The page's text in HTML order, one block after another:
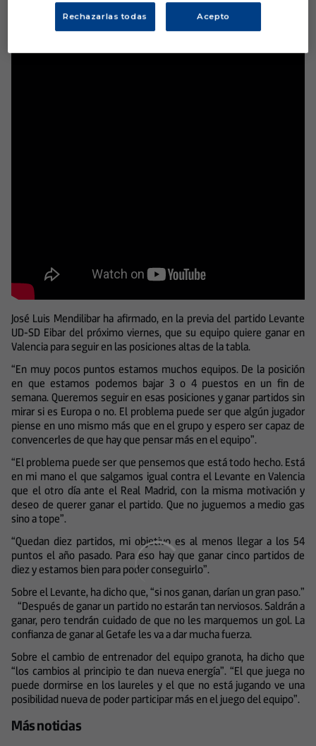
José Luis Mendilibar ha afirmado, en la previa del partido Levante
UD-SD Eibar del próximo viernes, que su equipo quiere ganar en
Valencia para seguir en las posiciones altas de la tabla.
“En muy pocos puntos estamos muchos equipos. De la posición
en que estamos podemos bajar 3 o 4 puestos en un fin de
semana. Queremos seguir en esas posiciones y ganar partidos sin
mirar si es Europa o no. El problema puede ser que algún jugador
piense en uno mismo más que en el grupo y espero ser capaz de
convencerles de que hay que pensar más en el equipo”.
“El problema puede ser que pensemos que está todo hecho. Está
en mi mano el que salgamos igual contra el Levante en Valencia
que el otro día ante el Real Madrid, con la misma motivación y
deseo de querer ganar el partido. Que no juguemos a medio gas
sino a tope”.
“Quedan diez partidos, mi objetivo es al menos llegar a los 54
puntos el año pasado. Para eso hay que ganar cinco partidos de
diez y estamos bien para poder conseguirlo”.
Sobre el Levante, ha dicho que, “si nos ganan, darían un gran paso.”
“Después de ganar un partido no estarán tan nerviosos. Saldrán a
ganar, pero tendrán cuidado de que no les marquemos un gol. La
confianza de ganar al Getafe les va a dar mucha fuerza.
Sobre el cambio de entrenador del equipo granota, ha dicho que
“los cambios al principio te dan nueva energía”. “El que juega no
puede dormirse en los laureles y el que no está jugando ve una
posibilidad nueva de poder participar más en el juego del equipo”.
Más noticias
Rechazarlas todas Acepto